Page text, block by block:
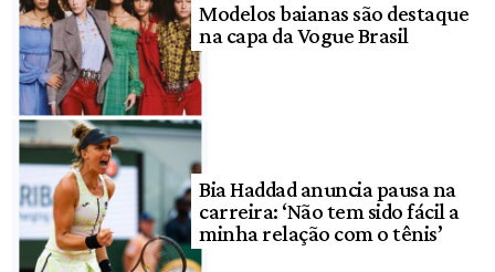
Modelos baianas são destaque
na capa da Vogue Brasil
Bia Haddad anuncia pausa na
carreira: ‘Não tem sido fácil a
minha relação com o tênis’